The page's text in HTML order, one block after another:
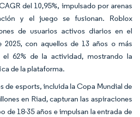
del 10,95%, impulsado por arenas
y el juego se fusionan. Roblox
de usuarios activos diarios en el
2025, con aquellos de 13 años o más
el 62% de la actividad, mostrando la
de la plataforma.
de esports, incluida la Copa Mundial de
en Riad, capturan las aspiraciones
de 18-35 años e impulsan la entrada de